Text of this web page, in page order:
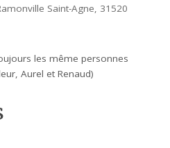
Saint-Agne, 31520
les même personnes
Aurel et Renaud)